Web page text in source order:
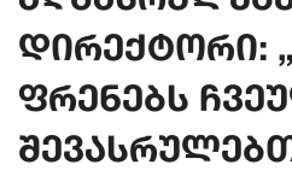
დირექტორი:
ფრენებს